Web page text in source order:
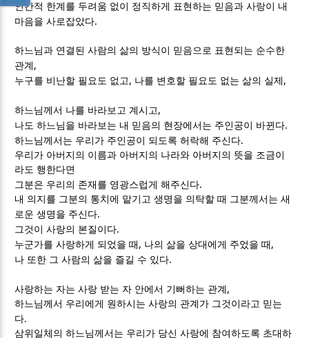
인간적 한계를 두려움 없이 정직하게 표현하는 믿음과 사랑이 내
마음을 사로잡았다.
하느님과 연결된 사람의 삶의 방식이 믿음으로 표현되는 순수한
관계 ,
누구를 비난할 필요도 없고 , 나를 변호할 필요도 없는 삶의 실제 ,
하느님께서 나를 바라보고 계시고 ,
나도 하느님을 바라보는 내 믿음의 현장에서는 주인공이 바뀐다.
하느님께서는 우리가 주인공이 되도록 허락해 주신다.
우리가 아버지의 이름과 아버지의 나라와 아버지의 뜻을 조금이
라도 행한다면
그분은 우리의 존재를 영광스럽게 해주신다.
내 의지를 그분의 통치에 맡기고 생명을 의탁할 때 그분께서는 새
로운 생명을 주신다.
그것이 사랑의 본질이다.
누군가를 사랑하게 되었을 때 , 나의 삶을 상대에게 주었을 때 ,
나 또한 그 사람의 삶을 즐길 수 있다.
사랑하는 자는 사랑 받는 자 안에서 기뻐하는 관계 ,
하느님께서 우리에게 원하시는 사랑의 관계가 그것이라고 믿는
다.
삼위일체의 하느님께서는 우리가 당신 사랑에 참여하도록 초대하